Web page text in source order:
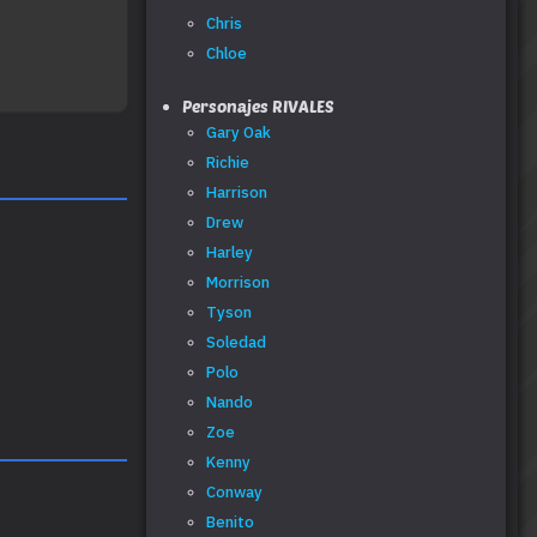
Chris
Chloe
Personajes RIVALES
Gary Oak
Richie
Harrison
Drew
Harley
Morrison
Tyson
Soledad
Polo
Nando
Zoe
Kenny
Conway
Benito